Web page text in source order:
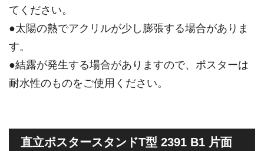
てください。
●太陽の熱でアクリルが少し膨張する場合がありま
す。
●結露が発生する場合がありますので、ポスターは
耐水性のものをご使用ください。
直立ポスタースタンドT型 2391 B1 片面